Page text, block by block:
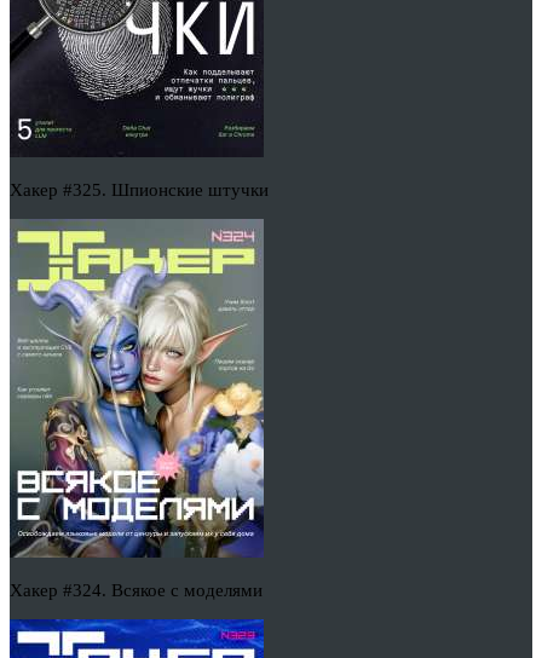
Хакер #325. Шпионские штучки
Хакер #324. Всякое с моделями